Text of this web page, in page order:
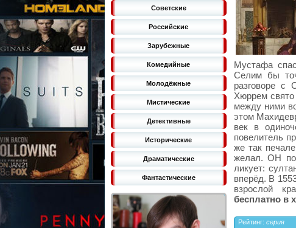
Советские
Российские
Зарубежные
Комедийные
Молодёжные
Мистические
Детективные
Исторические
Драматические
Фантастические
Мустафа
Селим бы
разговоре с
Хюррем свято
между ними
этом
век в
повелитель
же так
желал. ОН
ликует:
вперёд. В
взрослой
бесплатно в
Рейтинг: серия